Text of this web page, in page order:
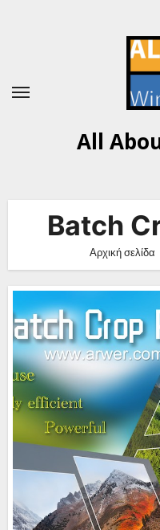
All
Batch
Αρχική σελίδα